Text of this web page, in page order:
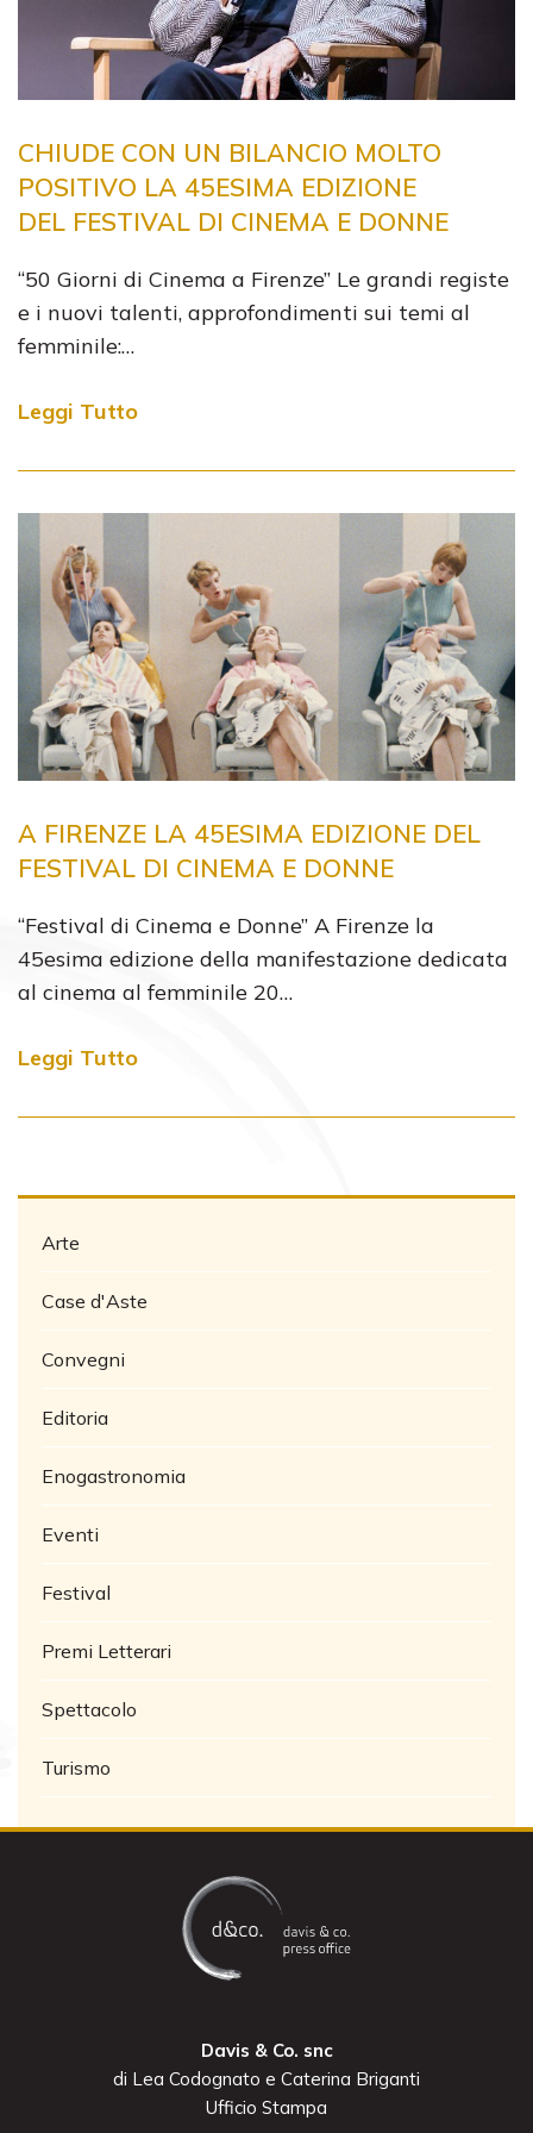
CHIUDE CON UN BILANCIO MOLTO
POSITIVO LA 45ESIMA EDIZIONE
DEL FESTIVAL DI CINEMA E DONNE
“50 Giorni di Cinema a Firenze” Le grandi registe
e i nuovi talenti, approfondimenti sui temi al
femminile:…
Leggi Tutto
A FIRENZE LA 45ESIMA EDIZIONE DEL
FESTIVAL DI CINEMA E DONNE
“Festival di Cinema e Donne” A Firenze la
45esima edizione della manifestazione dedicata
al cinema al femminile 20…
Leggi Tutto
Arte
Case d'Aste
Convegni
Editoria
Enogastronomia
Eventi
Festival
Premi Letterari
Spettacolo
Turismo
Davis & Co. snc
di Lea Codognato e Caterina Briganti
Ufficio Stampa